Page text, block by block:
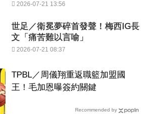
2026-07-21 13:56
世足／衛冕夢碎首發聲！梅西IG長
文「痛苦難以言喻」
2026-07-21 08:37
TPBL／周儀翔重返職籃加盟國
王！毛加恩曝簽約關鍵
Recommended by